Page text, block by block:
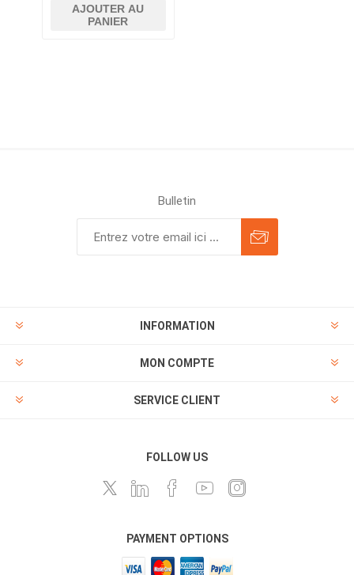
AJOUTER AU
PANIER
Bulletin
INFORMATION
MON COMPTE
SERVICE CLIENT
FOLLOW US
PAYMENT OPTIONS